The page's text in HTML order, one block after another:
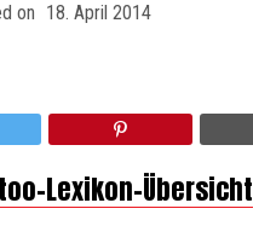
on 18. April 2014
Lexikon-Übersicht